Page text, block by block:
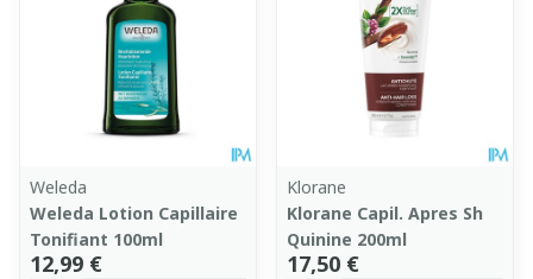
Weleda
Weleda Lotion Capillaire
Tonifiant 100ml
12,99 €
Klorane
Klorane Capil. Apres Sh
Quinine 200ml
17,50 €